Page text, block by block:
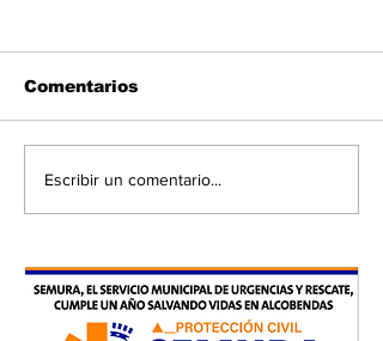
Comentarios
Escribir un comentario...